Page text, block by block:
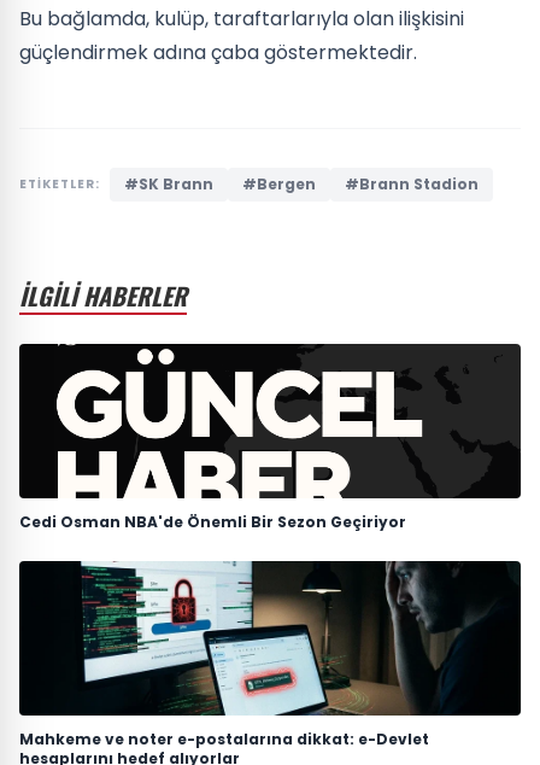
Bu bağlamda, kulüp, taraftarlarıyla olan ilişkisini
güçlendirmek adına çaba göstermektedir.
ETİKETLER: #SK Brann #Bergen #Brann Stadion
İLGİLİ HABERLER
Cedi Osman NBA'de Önemli Bir Sezon Geçiriyor
Mahkeme ve noter e-postalarına dikkat: e-Devlet
hesaplarını hedef alıyorlar